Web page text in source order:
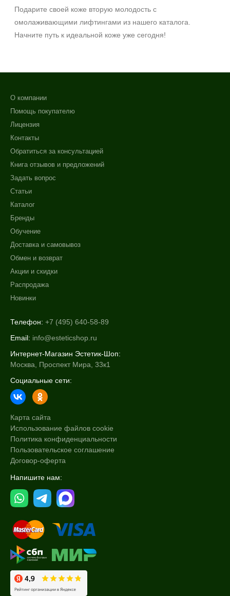
Подарите своей коже вторую молодость с
омолаживающими лифтингами из нашего каталога.
Начните путь к идеальной коже уже сегодня!
О компании
Помощь покупателю
Лицензия
Контакты
Обратиться за консультацией
Книга отзывов и предложений
Задать вопрос
Статьи
Каталог
Бренды
Обучение
Доставка и самовывоз
Обмен и возврат
Акции и скидки
Распродажа
Новинки
Телефон: +7 (495) 640-58-89
Email: info@esteticshop.ru
Интернет-Магазин Эстетик-Шоп:
Москва, Проспект Мира, 33к1
Социальные сети:
Карта сайта
Использование файлов cookie
Политика конфиденциальности
Пользовательское соглашение
Договор-оферта
Напишите нам: